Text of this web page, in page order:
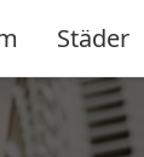
Städer